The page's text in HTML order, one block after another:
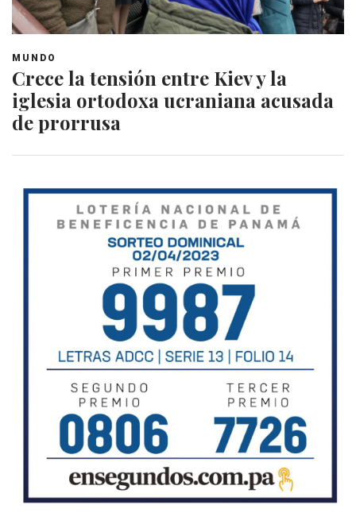
MUNDO
Crece la tensión entre Kiev y la
iglesia ortodoxa ucraniana acusada
de prorrusa